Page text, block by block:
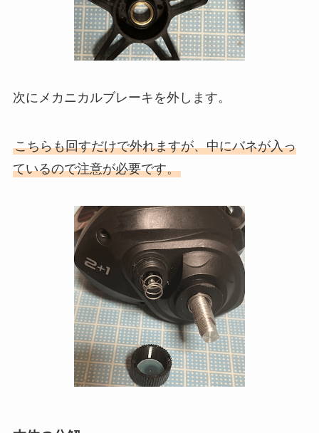
次にメカニカルブレーキを外します。
こちらも回すだけで外れますが、中にバネが入っ
ているので注意が必要です。